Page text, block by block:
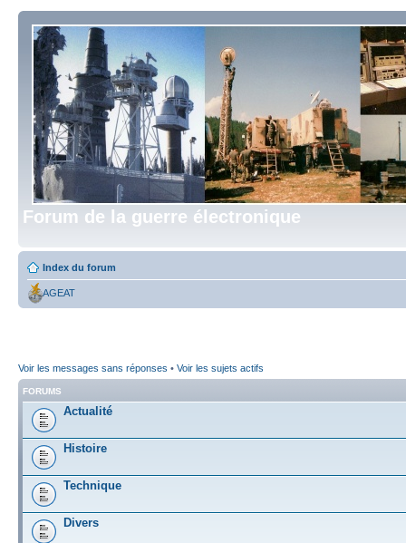
Forum de la guerre électronique
Index du forum
AGEAT
Voir les messages sans réponses • Voir les sujets actifs
FORUMS
Actualité
Histoire
Technique
Divers